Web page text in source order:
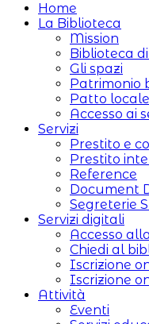
web
Home
La Biblioteca
Mission
Biblioteca
Gli spazi
Patrimonio
Patto
Accesso ai
Servizi
Prestito e
Prestito
Reference
Document
Segreterie
Servizi digitali
Accesso
Chiedi al
Iscrizione
Iscrizione
Attività
Eventi